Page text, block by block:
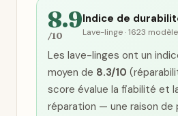
8.9
/10
Indice de
Lave-linge · 1623
Les lave-linges ont un
moyen de 8.3/10
score évalue la fiabilité et
réparation — une raison de